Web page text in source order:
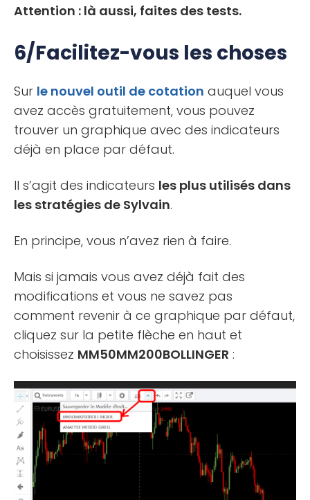
Attention : là aussi, faites des tests.
6/Facilitez-vous les choses
Sur le nouvel outil de cotation auquel vous
avez accès gratuitement, vous pouvez
trouver un graphique avec des indicateurs
déjà en place par défaut.
Il s’agit des indicateurs les plus utilisés dans
les stratégies de Sylvain.
En principe, vous n’avez rien à faire.
Mais si jamais vous avez déjà fait des
modifications et vous ne savez pas
comment revenir à ce graphique par défaut,
cliquez sur la petite flèche en haut et
choisissez MM50MM200BOLLINGER :